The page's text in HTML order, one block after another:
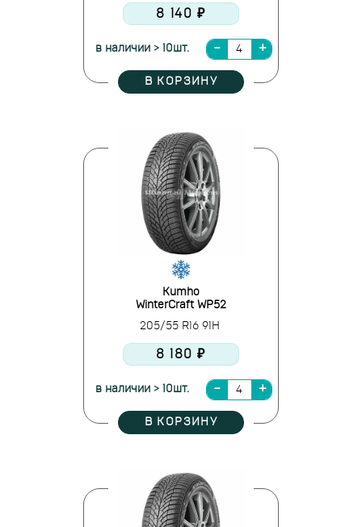
8 140 ₽
в наличии > 10шт.
В КОРЗИНУ
Kumho
WinterCraft WP52
205/55 R16 91H
8 180 ₽
в наличии > 10шт.
В КОРЗИНУ